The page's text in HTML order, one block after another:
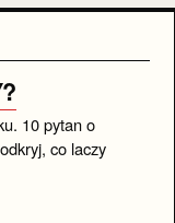
10 pytan o
co laczy